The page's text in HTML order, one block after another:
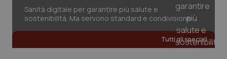
Sanità digitale per garantire più salute e
sostenibilità. Ma servono standard e condivisione
Tutti gli speciali